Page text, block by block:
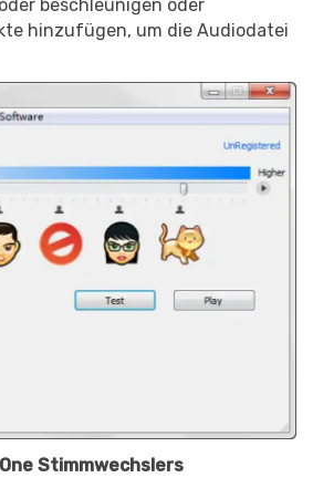
beschleunigen oder
hinzufügen, um die Audiodatei
Stimmwechslers